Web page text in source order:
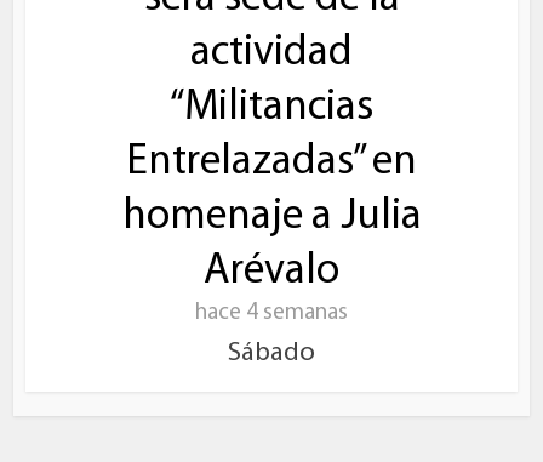
actividad
“Militancias
Entrelazadas” en
homenaje a Julia
Arévalo
hace 4 semanas
Sábado